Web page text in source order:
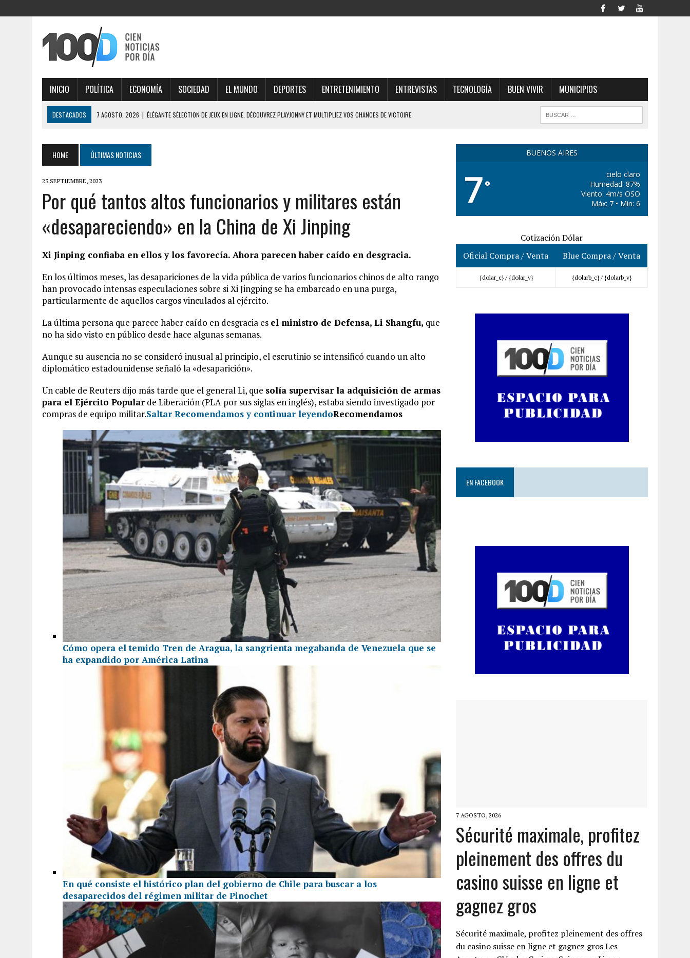
INICIO POLÍTICA ECONOMÍA SOCIEDAD EL MUNDO DEPORTES ENTRETENIMIENTO ENTREVISTAS TECNOLOGÍA BUEN VIVIR MUNICIPIOS
DESTACADOS 7 AGOSTO, 2026 | ÉLÉGANTE SÉLECTION DE JEUX EN LIGNE, DÉCOUVREZ PLAYJONNY ET MULTIPLIEZ VOS CHANCES DE VICTOIRE
7 AGOSTO, 2026
7 AGOSTO, 2026 | IMPORTANTE ANÁLISE DE MERCADO COM THORFORTUNE E ESTRATÉGIAS PARA O FUTURO FINANCEIRO
7 AGOSTO, 2026 |
7 AGOSTO, 2026
SÉCURITÉ MAXIMALE, PROFITEZ PLEINEMENT DES OFFRES DU CASINO SUISSE EN LIGNE ET GAGNEZ GROS
HOME ÚLTIMAS NOTICIAS
23 SEPTIEMBRE, 2023
Por qué tantos altos funcionarios y militares están
«desapareciendo» en la China de Xi Jinping
Xi Jinping confiaba en ellos y los favorecía. Ahora parecen haber caído en desgracia.
En los últimos meses, las desapariciones de la vida pública de varios funcionarios chinos de alto rango
han provocado intensas especulaciones sobre si Xi Jingping se ha embarcado en una purga,
particularmente de aquellos cargos vinculados al ejército.
La última persona que parece haber caído en desgracia es el ministro de Defensa, Li Shangfu, que
no ha sido visto en público desde hace algunas semanas.
Aunque su ausencia no se consideró inusual al principio, el escrutinio se intensificó cuando un alto
diplomático estadounidense señaló la «desaparición».
Un cable de Reuters dijo más tarde que el general Li, que solía supervisar la adquisición de armas
para el Ejército Popular de Liberación (PLA por sus siglas en inglés), estaba siendo investigado por
compras de equipo militar.Saltar Recomendamos y continuar leyendoRecomendamos
Cómo opera el temido Tren de Aragua, la sangrienta megabanda de Venezuela que se
ha expandido por América Latina
En qué consiste el histórico plan del gobierno de Chile para buscar a los
desaparecidos del régimen militar de Pinochet
BUENOS AIRES
7°
cielo claro
Humedad: 87%
Viento: 4m/s OSO
Máx: 7 • Mín: 6
Cotización Dólar
Oficial Compra / Venta
Blue Compra / Venta
{dolar_c} / {dolar_v} {dolarb_c} / {dolarb_v}
EN FACEBOOK
7 AGOSTO, 2026
Sécurité maximale, profitez
pleinement des offres du
casino suisse en ligne et
gagnez gros
Sécurité maximale, profitez pleinement des offres
du casino suisse en ligne et gagnez gros Les